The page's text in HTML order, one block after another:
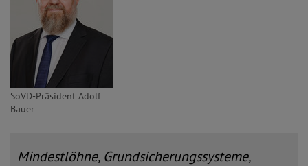
SoVD-Präsident Adolf
Bauer
Mindestlöhne, Grundsicherungssysteme,